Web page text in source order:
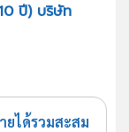
ปี) บริษัท
ยได้รวมสะสม